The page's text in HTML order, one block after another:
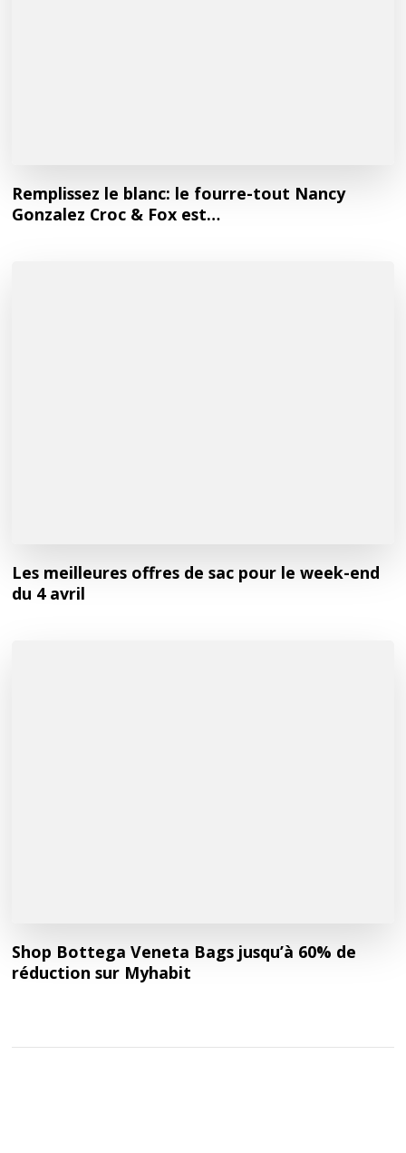
Remplissez le blanc: le fourre-tout Nancy
Gonzalez Croc & Fox est…
Les meilleures offres de sac pour le week-end
du 4 avril
Shop Bottega Veneta Bags jusqu’à 60% de
réduction sur Myhabit